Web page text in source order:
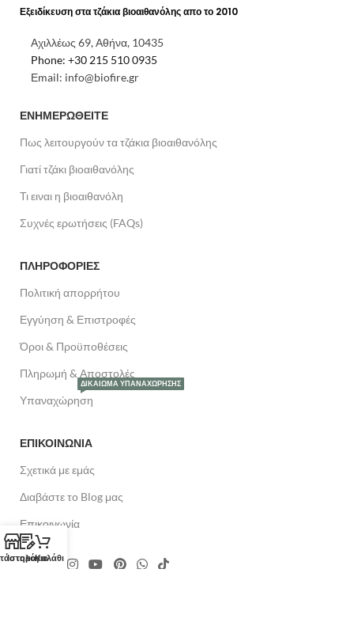
Εξειδίκευση στα τζάκια βιοαιθανόλης απο το 2010
Αχιλλέως 69, Αθήνα, 10435
Phone: +30 215 510 0935
Εmail: info@biofire.gr
ΕΝΗΜΕΡΩΘΕΙΤΕ
Πως λειτουργούν τα τζάκια βιοαιθανόλης
Γιατί τζάκι βιοαιθανόλης
Τι ειναι η βιοαιθανόλη
Συχνές ερωτήσεις (FAQs)
ΠΛΗΡΟΦΟΡΙΕΣ
Πολιτική απορρήτου
Εγγύηση & Επιστροφές
Όροι & Προϋποθέσεις
Πληρωμή & Αποστολές
Υπαναχώρηση
ΔΙΚΑΊΩΜΑ ΥΠΑΝΑΧΏΡΗΣΗΣ
ΕΠΙΚΟΙΝΩΝΙΑ
Σχετικά με εμάς
Διαβάστε το Blog μας
Επικοινωνία
ΙστολόγιοΚαλάθι